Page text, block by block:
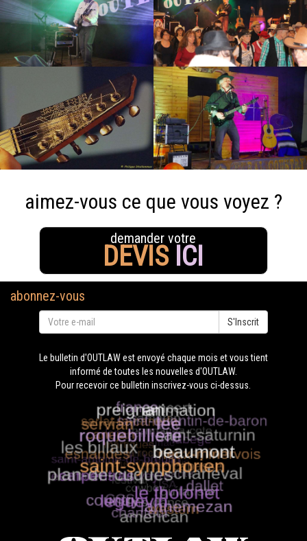
aimez-vous ce que vous voyez ?
demander votre
DEVIS ICI
abonnez-vous
S'Inscrit
Le bulletin d'OUTLAW est envoyé chaque mois et vous tient
informé de toutes les nouvelles d'OUTLAW.
Pour recevoir ce bulletin inscrivez-vous ci-dessus.